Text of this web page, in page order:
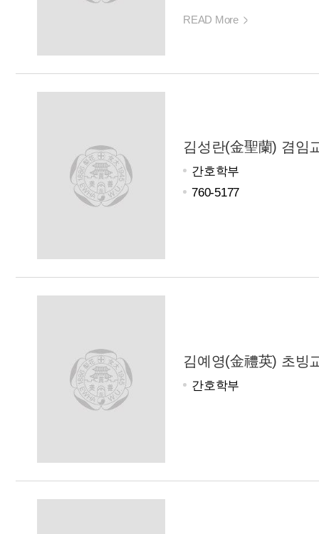
READ More
김성란(金聖蘭) 겸임
간호학부
760-5177
김예영(金禮英) 초빙
간호학부